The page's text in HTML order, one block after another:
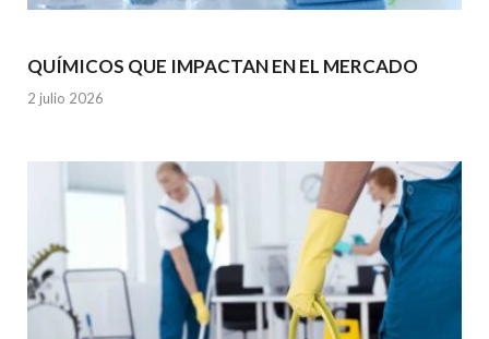
QUÍMICOS QUE IMPACTAN EN EL MERCADO
2 julio 2026